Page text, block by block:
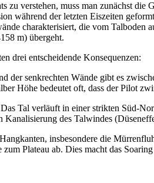
zu verstehen, muss man zunächst
während der letzten Eiszeiten
charakterisiert, die vom
m) übergeht.
drei entscheidende Konsequenzen:
der senkrechten Wände gibt es
Höhe bedeutet oft, dass der Pilot
Tal verläuft in einer strikten Süd-
Kanalisierung des Talwindes
insbesondere die
Plateau ab. Dies macht das